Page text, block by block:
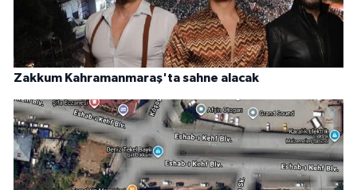
Zakkum Kahramanmaraş'ta sahne alacak